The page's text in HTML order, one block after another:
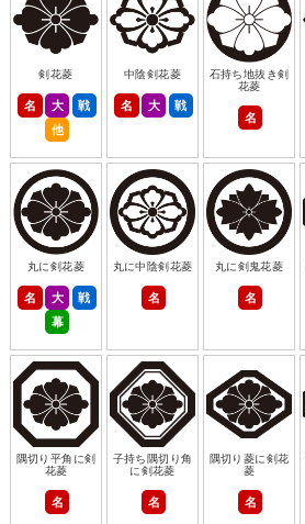
剣花菱
名 大
戦
他
中陰剣花菱
名 大 戦
石持ち地抜き剣
花菱
名
丸に剣花菱
名 大
戦
幕
丸に中陰剣花菱
名
丸に剣鬼花菱
名
隅切り平角に剣
花菱
名
子持ち隅切り角
に剣花菱
名
隅切り菱に剣花
菱
名